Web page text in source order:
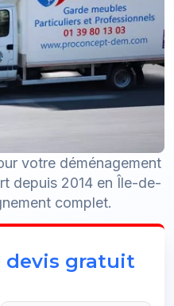
votre déménagement
depuis 2014 en Île-de-
complet.
devis gratuit